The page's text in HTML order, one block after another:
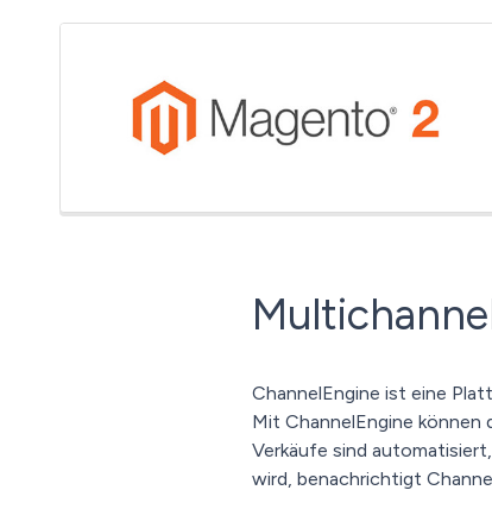
ChannelEngine ist eine
Mit ChannelEngine können
Verkäufe sind
wird, benachrichtigt